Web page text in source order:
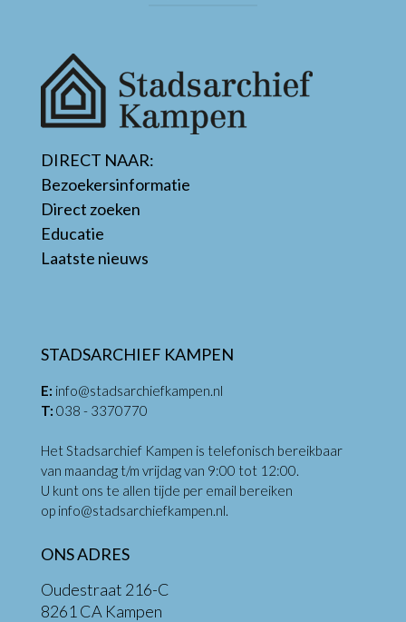
DIRECT NAAR:
Bezoekersinformatie
Direct zoeken
Educatie
Laatste nieuws
STADSARCHIEF KAMPEN
E: info@stadsarchiefkampen.nl
T: 038 - 3370770
Het Stadsarchief Kampen is telefonisch bereikbaar
van maandag t/m vrijdag van 9:00 tot 12:00.
U kunt ons te allen tijde per email bereiken
op info@stadsarchiefkampen.nl
ONS ADRES
Oudestraat 216-C
8261 CA Kampen